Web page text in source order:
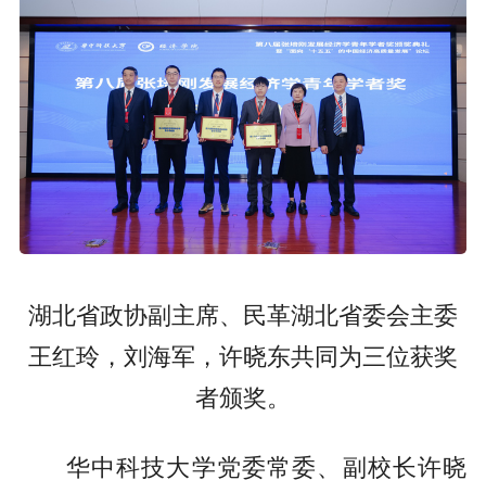
湖北省政协副主席、民革湖北省委会主委
王红玲，刘海军，许晓东共同为三位获奖
者颁奖。
华中科技大学党委常委、副校长许晓